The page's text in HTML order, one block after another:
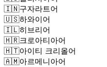
🇮🇳구자라트어
🇺🇸하와이어
🇮🇱히브리어
🇭🇷크로아티아어
🇭🇹아이티 크리올어
🇦🇲아르메니아어